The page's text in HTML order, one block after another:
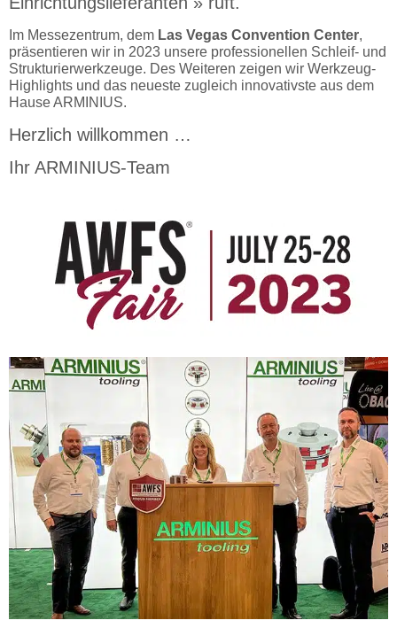
Im Messezentrum, dem Las Vegas Convention Center,
präsentieren wir in 2023 unsere professionellen Schleif- und
Strukturierwerkzeuge. Des Weiteren zeigen wir Werkzeug-
Highlights und das neueste zugleich innovativste aus dem
Hause ARMINIUS.
Herzlich willkommen …
Ihr ARMINIUS-Team